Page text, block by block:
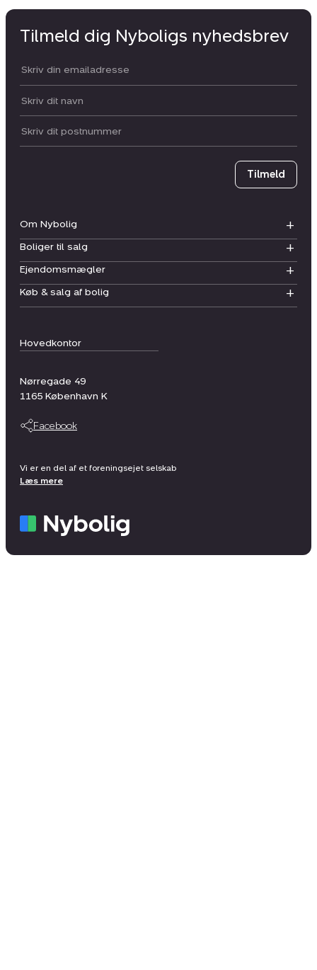
Hovedkontor
Nørregade 49
1165 København K
Facebook
Om Nybolig
Boliger til salg
Ejendomsmægler
Køb & salg af bolig
Tilmeld dig Nyboligs nyhedsbrev
Din email:
Dit navn:
Postnummer
Tilmeld
Vi er en del af et foreningsejet selskab
Læs mere